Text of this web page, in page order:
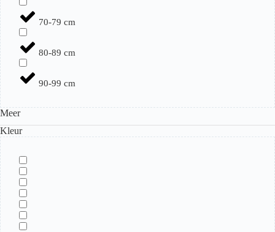
70-79 cm
80-89 cm
90-99 cm
Meer
Kleur